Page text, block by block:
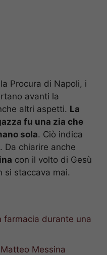
Procura di Napoli, i
avanti la
altri aspetti. La
fu una zia che
sola. Ciò indica
Da chiarire anche
con il volto di Gesù
si staccava mai.
farmacia durante una
Messina